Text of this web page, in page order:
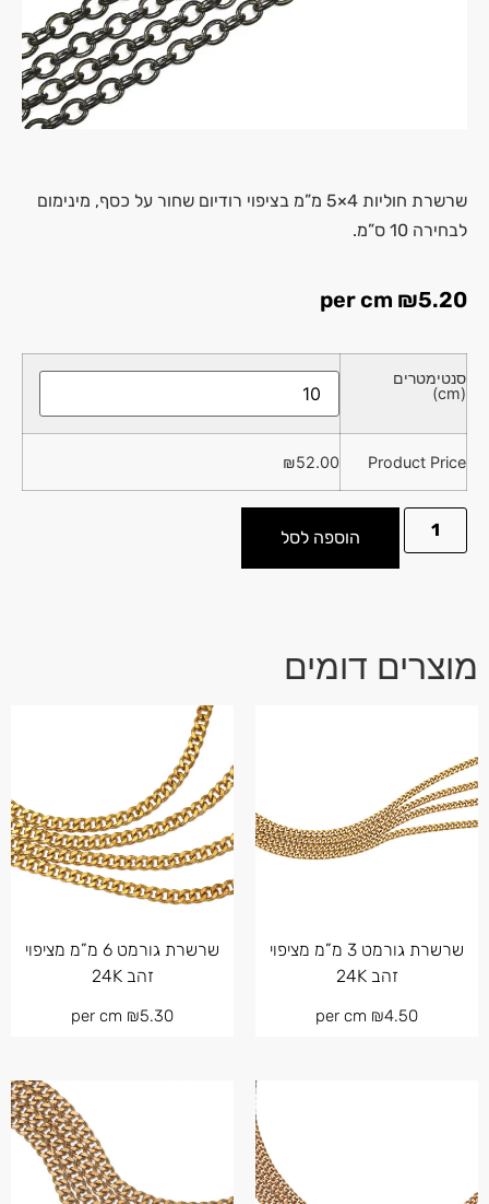
שרשרת חוליות 4×5 מ”מ בציפוי רודיום שחור על כסף, מינימום
לבחירה 10 ס”מ.
₪5.20
סנטימטרים
(cm)
Product Price
₪52.00
הוספה לסל
מוצרים דומים
שרשרת גורמט 3 מ”מ מציפוי
זהב 24K
₪4.50
שרשרת גורמט 6 מ”מ מציפוי
זהב 24K
₪5.30